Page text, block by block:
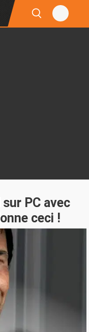
PC avec
ceci !